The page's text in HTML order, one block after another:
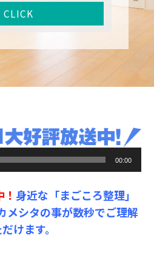
CLICK
00:00
身近な「まごころ整理」
メシタの事が数秒でご理解
けます。